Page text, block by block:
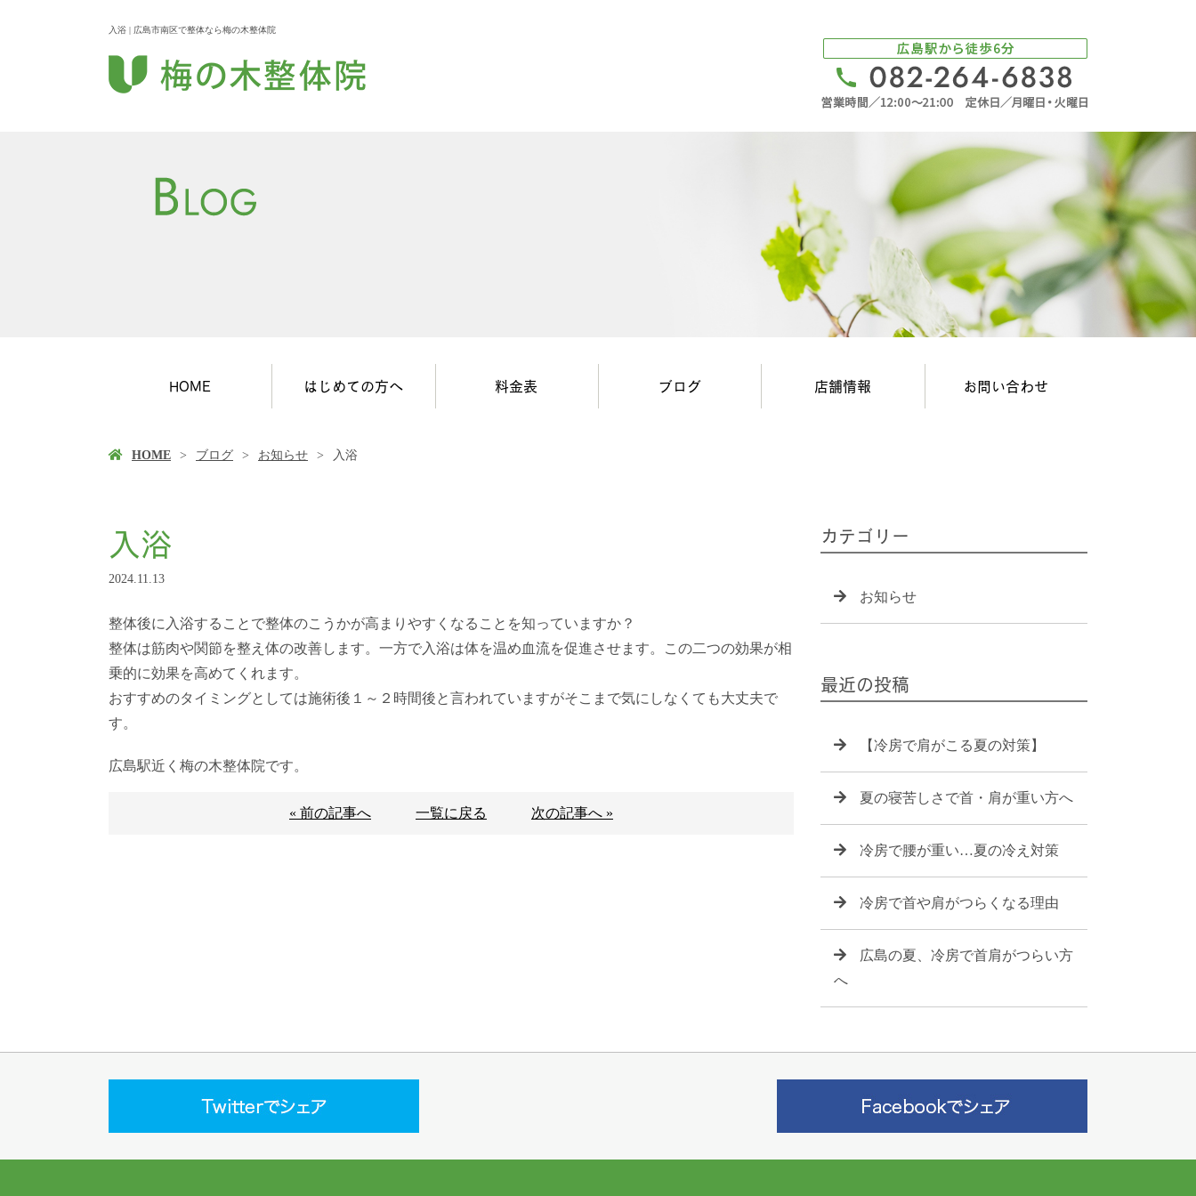
入浴 | 広島市南区で整体なら梅の木整体院
HOME はじめての方へ 料金表 ブログ 店舗情報 お問い合わせ
HOME ブログ お知らせ 入浴
入浴
2024.11.13
整体後に入浴することで整体のこうかが高まりやすくなることを知っていますか？
整体は筋肉や関節を整え体の改善します。一方で入浴は体を温め血流を促進させます。この二つの効果が相
乗的に効果を高めてくれます。
おすすめのタイミングとしては施術後１～２時間後と言われていますがそこまで気にしなくても大丈夫で
す。
広島駅近く梅の木整体院です。
« 前の記事へ 一覧に戻る 次の記事へ »
カテゴリー
お知らせ
最近の投稿
【冷房で肩がこる夏の対策】
夏の寝苦しさで首・肩が重い方へ
冷房で腰が重い…夏の冷え対策
冷房で首や肩がつらくなる理由
広島の夏、冷房で首肩がつらい方
へ